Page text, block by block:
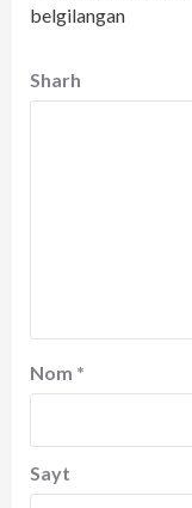
belgilangan
Sharh
Nom *
Sayt